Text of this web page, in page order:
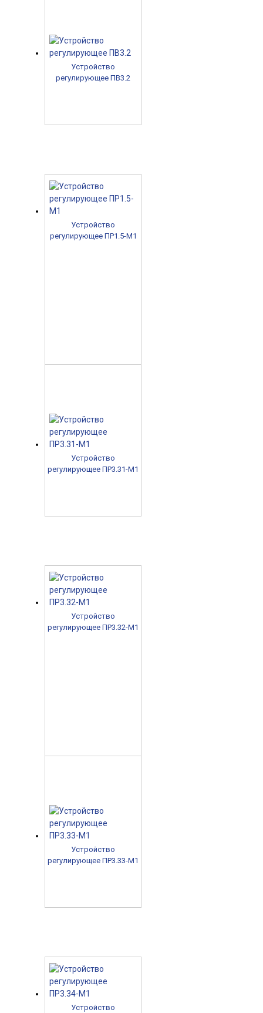
Устройство
регулирующее ПВ3.2
Устройство
регулирующее ПР1.5-М1
Устройство
регулирующее ПР3.31-М1
Устройство
регулирующее ПР3.32-М1
Устройство
регулирующее ПР3.33-М1
Устройство